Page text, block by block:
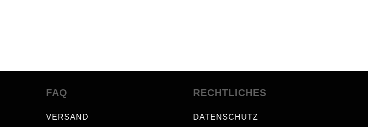
FAQ
VERSAND
RECHTLICHES
DATENSCHUTZ